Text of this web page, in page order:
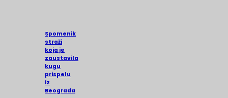
Spomenik
straži
koja je
zaustavila
kugu
prispelu
iz
Beograda